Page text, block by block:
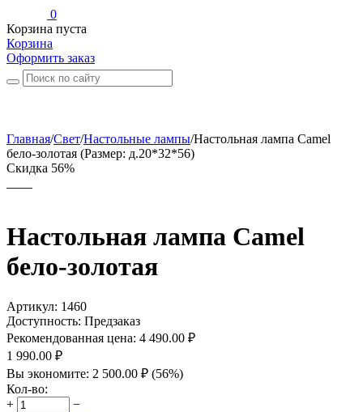
0
Корзина пуста
Корзина
Оформить заказ
Главная/Свет/Настольные лампы/Настольная лампа Camel
бело-золотая (Размер: д.20*32*56)
Скидка 56%
Настольная лампа Camel
бело-золотая
Артикул: 1460
Доступность: Предзаказ
Рекомендованная цена: 4 490.00 ₽
1 990.00 ₽
Вы экономите: 2 500.00 ₽ (56%)
Кол-во:
+
−